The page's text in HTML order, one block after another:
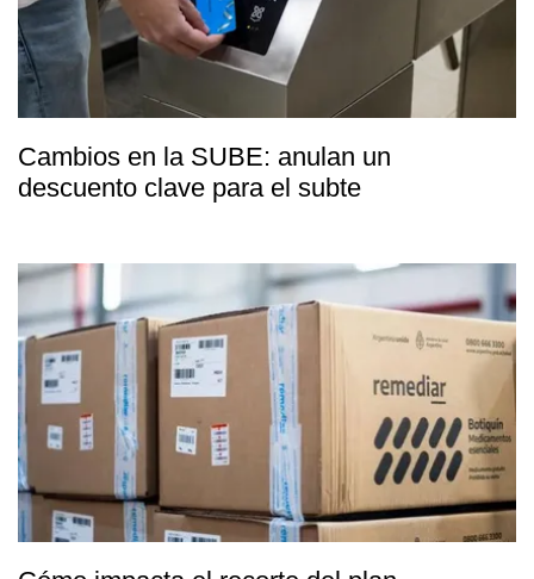
Cambios en la SUBE: anulan un
descuento clave para el subte